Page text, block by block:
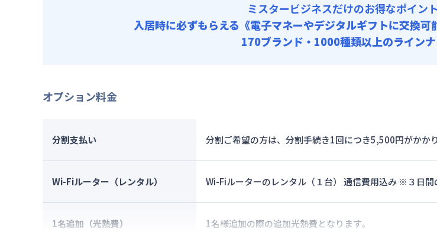
ミスタービジネスだけのお得なポイン
入居時に必ずもらえる 《電子マネーやデジタルギフトに交換可
170ブランド・1000種類以上のライン
オプション料金
分割支払い 分割ご希望の方は、分割手続き1回につき5,500円がかかり
Wi-Fiルーター（レンタル） Wi-Fiルーターのレンタル（１台） 通信費用込み ※３日
1名追加（光熱費） 1名様追加の際の追加光熱費となります。